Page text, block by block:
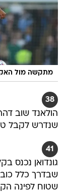
מתקשה מול
38
הולאנד שוב
שנדרש לקבל
41
גונדואן נכנס
שבדרך כלל
שטוח לפינה